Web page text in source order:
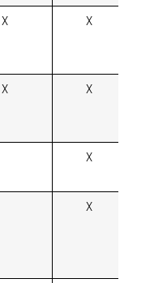
X X
X X
X
X